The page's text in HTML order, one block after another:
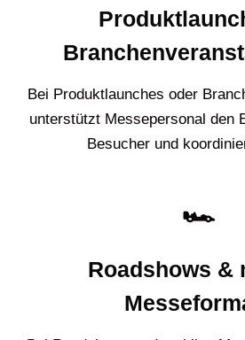
Bei Produktlaunches oder
unterstützt Messepersonal den
Besucher und
🏎️
Roadshows &